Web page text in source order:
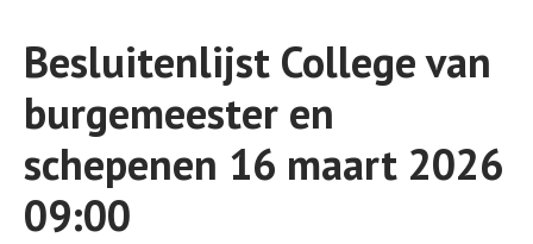
Besluitenlijst College van
burgemeester en
schepenen 16 maart 2026
09:00